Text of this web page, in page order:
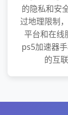
的隐私和安
过地理限制
平台和在线
ps5加速器
的互